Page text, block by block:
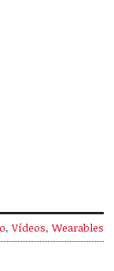
,Vídeos,Wearables